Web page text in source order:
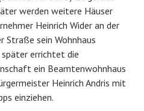
werden weitere Häuser
Heinrich Wider an der
Straße sein Wohnhaus
später errichtet die
ein Beamtenwohnhaus
Heinrich Andris mit
einziehen.